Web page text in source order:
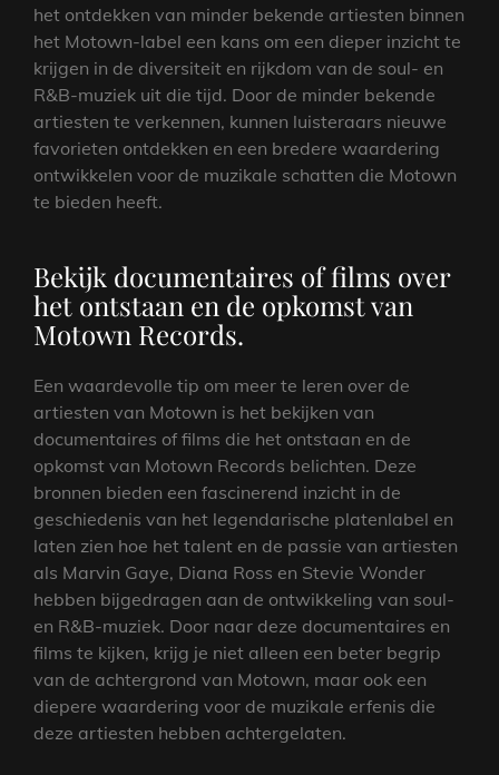
het ontdekken van minder bekende artiesten binnen
het Motown-label een kans om een dieper inzicht te
krijgen in de diversiteit en rijkdom van de soul- en
R&B-muziek uit die tijd. Door de minder bekende
artiesten te verkennen, kunnen luisteraars nieuwe
favorieten ontdekken en een bredere waardering
ontwikkelen voor de muzikale schatten die Motown
te bieden heeft.
Bekijk documentaires of films over
het ontstaan en de opkomst van
Motown Records.
Een waardevolle tip om meer te leren over de
artiesten van Motown is het bekijken van
documentaires of films die het ontstaan en de
opkomst van Motown Records belichten. Deze
bronnen bieden een fascinerend inzicht in de
geschiedenis van het legendarische platenlabel en
laten zien hoe het talent en de passie van artiesten
als Marvin Gaye, Diana Ross en Stevie Wonder
hebben bijgedragen aan de ontwikkeling van soul-
en R&B-muziek. Door naar deze documentaires en
films te kijken, krijg je niet alleen een beter begrip
van de achtergrond van Motown, maar ook een
diepere waardering voor de muzikale erfenis die
deze artiesten hebben achtergelaten.